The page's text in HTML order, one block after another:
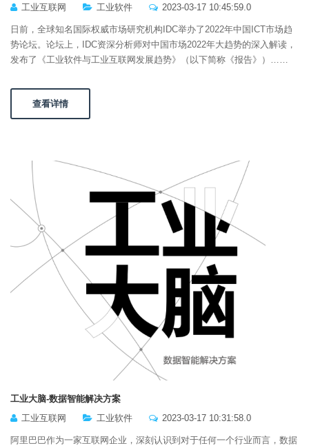
工业互联网
工业软件 2023-03-17 10:45:59.0
日前，全球知名国际权威市场研究机构IDC举办了2022年中国ICT市场趋
势论坛。论坛上，IDC资深分析师对中国市场2022年大趋势的深入解读，
发布了《工业软件与工业互联网发展趋势》（以下简称《报告》）……
查看详情
工业大脑-数据智能解决方案
工业互联网
工业软件 2023-03-17 10:31:58.0
阿里巴巴作为一家互联网企业，深刻认识到对于任何一个行业而言，数据